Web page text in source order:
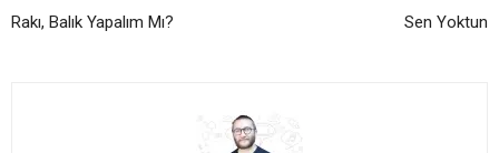
Rakı, Balık Yapalım Mı? Sen Yoktun